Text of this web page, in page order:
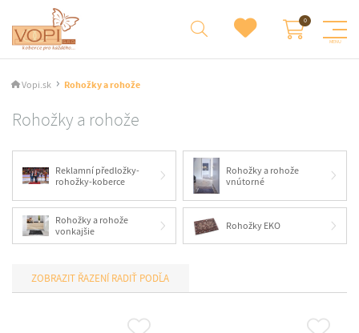
Vopi.sk Rohožky a rohože
Rohožky a rohože
Reklamní předložky-
rohožky-koberce
Rohožky a rohože
vnútorné
Rohožky a rohože
vonkajšie
Rohožky EKO
RADIŤ PODĽA